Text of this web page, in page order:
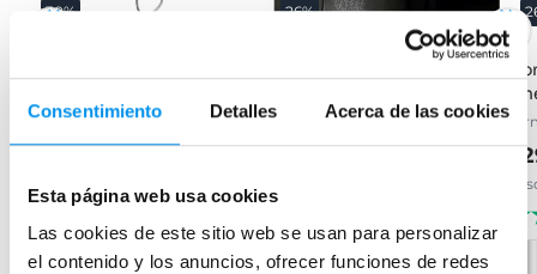
Consentimiento Detalles Acerca de las cookies
Esta página web usa cookies
Las cookies de este sitio web se usan para personalizar
el contenido y los anuncios, ofrecer funciones de redes
30%
Monomando acabados PVD
189,73€
26%
Termostatica
274,37€